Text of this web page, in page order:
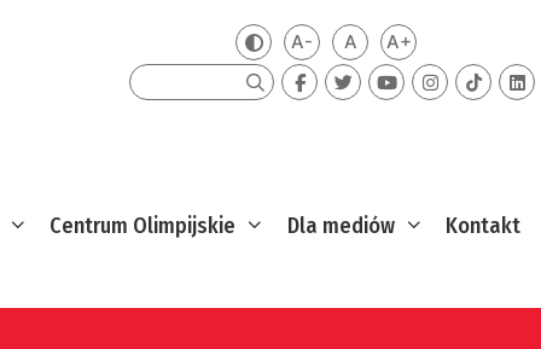
Zmień kontrast
A-Mniejsza czcionka
ADomyślna czcionka
A+Większa
Szukaj
Centrum Olimpijskie Dla mediów Kontakt